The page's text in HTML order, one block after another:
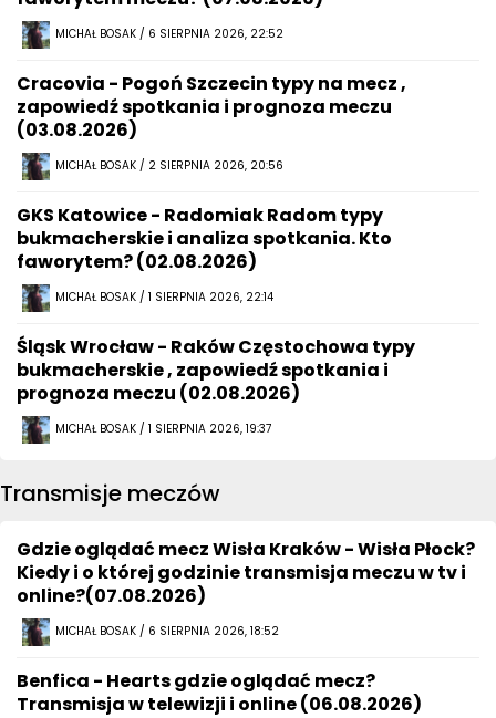
MICHAŁ BOSAK / 6 SIERPNIA 2026, 22:52
Cracovia - Pogoń Szczecin typy na mecz ,
zapowiedź spotkania i prognoza meczu
(03.08.2026)
MICHAŁ BOSAK / 2 SIERPNIA 2026, 20:56
GKS Katowice - Radomiak Radom typy
bukmacherskie i analiza spotkania. Kto
faworytem? (02.08.2026)
MICHAŁ BOSAK / 1 SIERPNIA 2026, 22:14
Śląsk Wrocław - Raków Częstochowa typy
bukmacherskie , zapowiedź spotkania i
prognoza meczu (02.08.2026)
MICHAŁ BOSAK / 1 SIERPNIA 2026, 19:37
Transmisje meczów
Gdzie oglądać mecz Wisła Kraków - Wisła Płock?
Kiedy i o której godzinie transmisja meczu w tv i
online?(07.08.2026)
MICHAŁ BOSAK / 6 SIERPNIA 2026, 18:52
Benfica - Hearts gdzie oglądać mecz?
Transmisja w telewizji i online (06.08.2026)